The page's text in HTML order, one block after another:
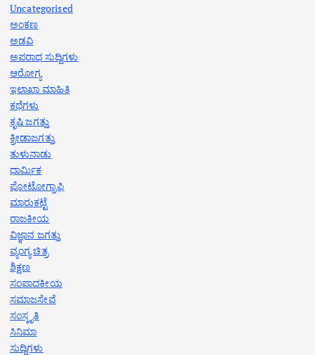
Uncategorised
ಅಂಕಣ
ಅಡವಿ
ಅಪರಾಧ ಸುದ್ದಿಗಳು
ಆರೋಗ್ಯ
ಇಲಾಖಾ ಮಾಹಿತಿ
ಕಥೆಗಳು
ಕೃಷಿ ಜಗತ್ತು
ಕ್ರೀಡಾಜಗತ್ತು
ತುಳುನಾಡು
ಧಾರ್ಮಿಕ
ಪೋಟೋಗ್ರಾಫಿ
ಮಾರುಕಟ್ಟೆ
ರಾಜಕೀಯ
ವಿಜ್ಞಾನ ಜಗತ್ತು
ವ್ಯಂಗ್ಯ ಚಿತ್ರ
ಶಿಕ್ಷಣ
ಸಂಪಾದಕೀಯ
ಸಮಾಜಸೇವೆ
ಸಂಸ್ಕೃತಿ
ಸಿನಿಮಾ
ಸುದ್ದಿಗಳು